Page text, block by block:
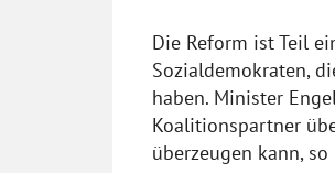
Die Reform ist Teil
Sozialdemokraten,
haben. Minister
Koalitionspartner
überzeugen kann,